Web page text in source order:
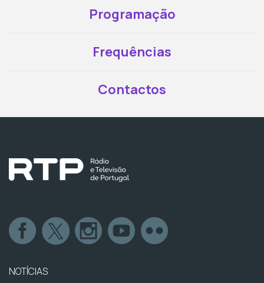
Programação
Frequências
Contactos
NOTÍCIAS